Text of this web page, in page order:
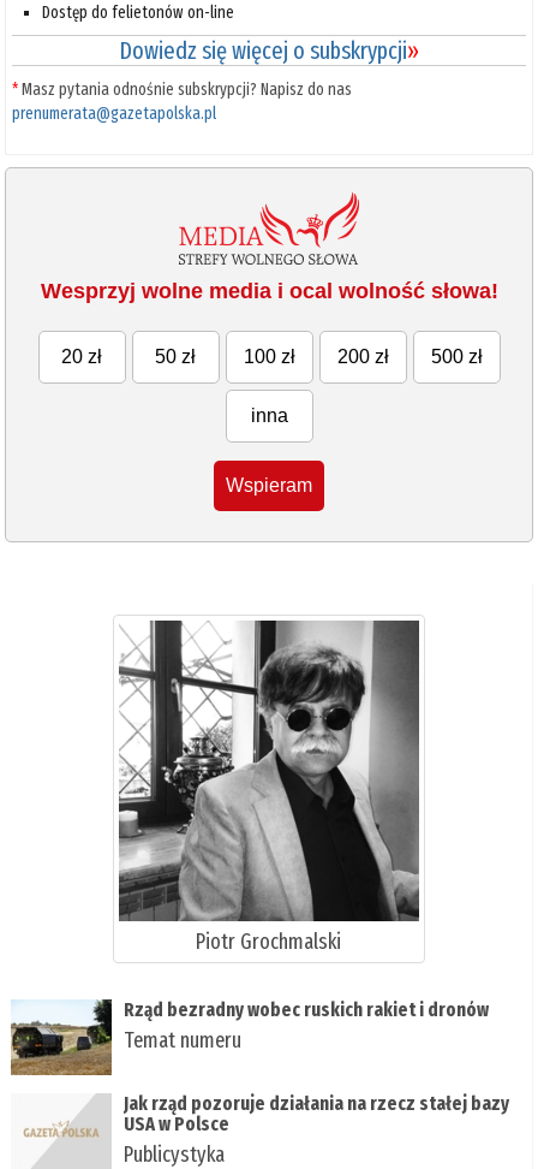
Dostęp do felietonów on-line
Dowiedz się więcej o subskrypcji»
*Masz pytania odnośnie subskrypcji? Napisz do nas
prenumerata@gazetapolska.pl
Wesprzyj wolne media i ocal wolność słowa!
20 zł 50 zł 100 zł 200 zł 500 zł
inna
Wspieram
Piotr Grochmalski
Rząd bezradny wobec ruskich rakiet i dronów
Temat numeru
Jak rząd pozoruje działania na rzecz stałej bazy
USA w Polsce
Publicystyka